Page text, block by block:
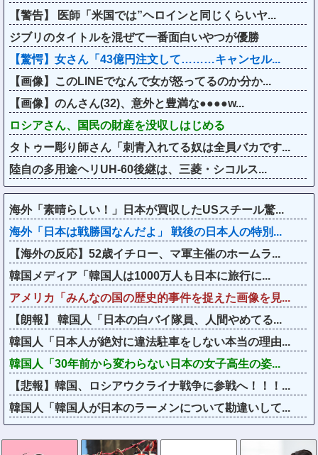
【警告】 医師「米国では”ヘロインと同じくらいヤ...
ジブリのタイトルを混ぜて一番面白いやつが優勝
【驚愕】女さん「43億円注文して………キャンセル...
【画像】このLINEでなんで女が怒ってるのか分か...
【画像】のんさん(32)、意外と豊満な●●●●w...
ロシアさん、国民の財産を没収しはじめる
タトゥー彫り師さん「刺青入れてる奴は全員バカです...
陸自の多用途ヘリUH-60後継は、三菱・シコルス...
海外「素晴らしい！」日本が買収したUSスチール驚...
海外「日本は戦勝国なんだよ」 戦後の日本人の特別...
【海外の反応】52歳イチロー、マ軍主催のホームラ...
韓国メディア「韓国人は1000万人も日本に旅行に...
アメリカ「みんなの国の歴史的事件を捉えた画像を見...
【朗報】 韓国人「日本の白バイ隊員、人間やめてる...
韓国人「日本人が絶対に違法駐車をしない本当の理由...
韓国人「30年前から変わらない日本の女子高生の姿...
【悲報】韓国、ロシアウクライナ戦争に参戦へ！！！...
韓国人「韓国人が日本のラーメンについて勘違いして...